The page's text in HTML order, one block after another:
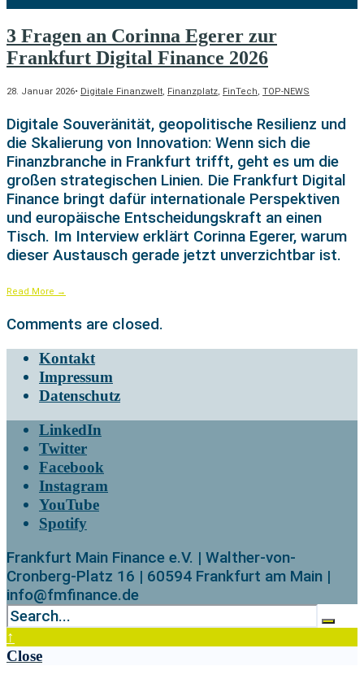
3 Fragen an Corinna Egerer zur
Frankfurt Digital Finance 2026
28. Januar 2026• Digitale Finanzwelt, Finanzplatz, FinTech, TOP-NEWS
Digitale Souveränität, geopolitische Resilienz und
die Skalierung von Innovation: Wenn sich die
Finanzbranche in Frankfurt trifft, geht es um die
großen strategischen Linien. Die Frankfurt Digital
Finance bringt dafür internationale Perspektiven
und europäische Entscheidungskraft an einen
Tisch. Im Interview erklärt Corinna Egerer, warum
dieser Austausch gerade jetzt unverzichtbar ist.
Read More →
Comments are closed.
Kontakt
Impressum
Datenschutz
LinkedIn
Twitter
Facebook
Instagram
YouTube
Spotify
Frankfurt Main Finance e.V. | Walther-von-
Cronberg-Platz 16 | 60594 Frankfurt am Main |
info@fmfinance.de
↑
Close